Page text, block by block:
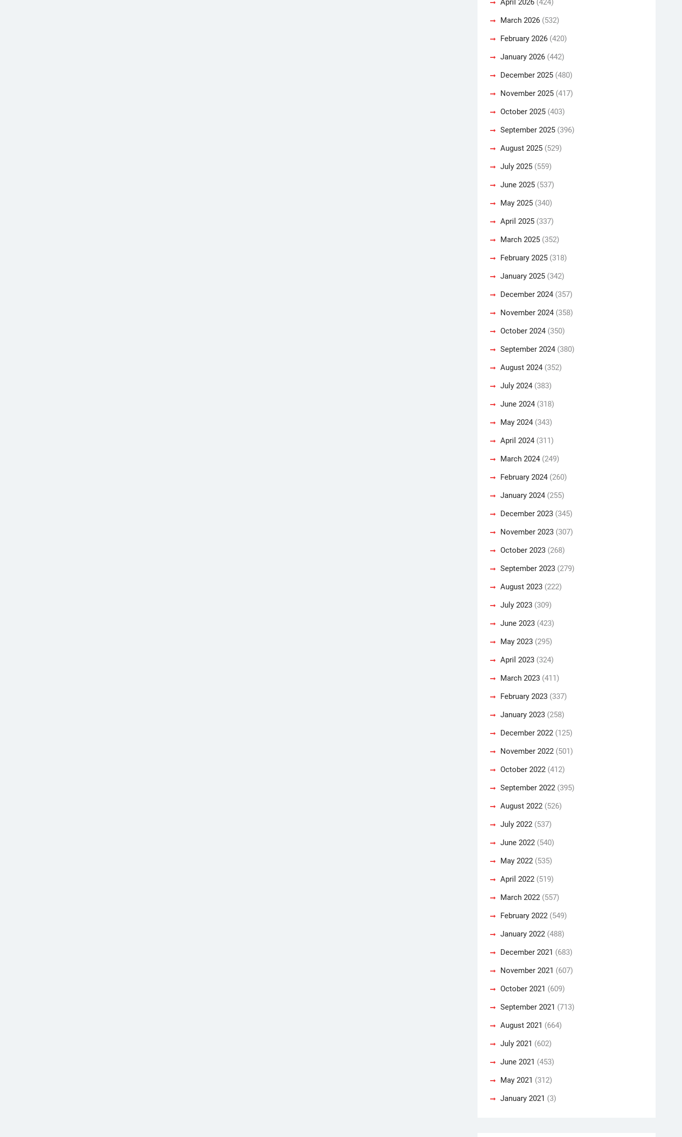
April 2026 (424)
March 2026 (532)
February 2026 (420)
January 2026 (442)
December 2025 (480)
November 2025 (417)
October 2025 (403)
September 2025 (396)
August 2025 (529)
July 2025 (559)
June 2025 (537)
May 2025 (340)
April 2025 (337)
March 2025 (352)
February 2025 (318)
January 2025 (342)
December 2024 (357)
November 2024 (358)
October 2024 (350)
September 2024 (380)
August 2024 (352)
July 2024 (383)
June 2024 (318)
May 2024 (343)
April 2024 (311)
March 2024 (249)
February 2024 (260)
January 2024 (255)
December 2023 (345)
November 2023 (307)
October 2023 (268)
September 2023 (279)
August 2023 (222)
July 2023 (309)
June 2023 (423)
May 2023 (295)
April 2023 (324)
March 2023 (411)
February 2023 (337)
January 2023 (258)
December 2022 (125)
November 2022 (501)
October 2022 (412)
September 2022 (395)
August 2022 (526)
July 2022 (537)
June 2022 (540)
May 2022 (535)
April 2022 (519)
March 2022 (557)
February 2022 (549)
January 2022 (488)
December 2021 (683)
November 2021 (607)
October 2021 (609)
September 2021 (713)
August 2021 (664)
July 2021 (602)
June 2021 (453)
May 2021 (312)
January 2021 (3)